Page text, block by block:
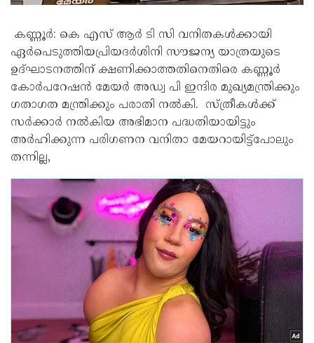
കണ്ണൂർ: കെ എസ് ആർ ടി സി വനിതകൾക്കായി
ഏർപെടുത്തിയപ്രിയദർശിനി സൗജന്യ യാത്രയുടെ
ഉദ്ഘാടനത്തിന് ക്ഷണിക്കാത്തതിനെതിരെ കണ്ണൂർ
കോർപറേഷൻ മേയർ അഡ്വ പി ഇന്ദിര മുഖ്യമന്ത്രിക്കും
ഗതാഗത മന്ത്രിക്കും പരാതി നൽകി. സ്ത്രീകൾക്ക്
സർക്കാർ നൽകിയ അഭിമാന പദ്ധതിയായിട്ടും
അർഹിക്കുന്ന പരിഗണന വനിതാ മേയറായിട്ട്പോലും
തന്നില്ല,